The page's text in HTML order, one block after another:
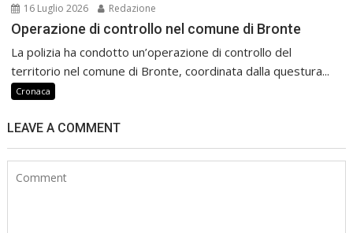
16 Luglio 2026 Redazione
Operazione di controllo nel comune di Bronte
La polizia ha condotto un’operazione di controllo del
territorio nel comune di Bronte, coordinata dalla questura...
Cronaca
LEAVE A COMMENT